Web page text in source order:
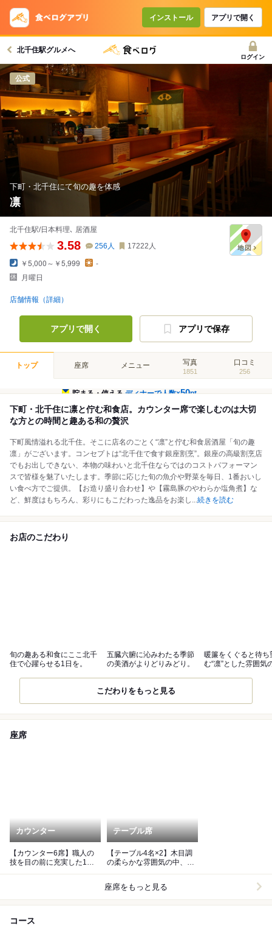
インストール アプリで開く
北千住駅グルメへ
ログイン
公式
下町・北千住にて旬の趣を体感
凛
北千住駅/日本料理､ 居酒屋
3.58 256 人 17222 人
￥5,000～￥5,999
-
月曜日
店舗情報（詳細）
アプリで開く アプリで保存
トップ 座席 メニュー 写真
1851
口コミ
256
貯まる・使えるディナーで人数×50pt
下町・北千住に凛と佇む和食店。カウンター席で楽しむのは大切
な方との時間と趣ある和の贅沢
下町風情溢れる北千住。そこに店名のごとく“凛”と佇む和食居酒屋「旬の趣
凛」がございます。コンセプトは“北千住で食す銀座割烹”。銀座の高級割烹店
でもお出しできない、本物の味わいと北千住ならではのコストパフォーマン
スで皆様を魅了いたします。季節に応じた旬の魚介や野菜を毎日、1番おいし
い食べ方でご提供。【お造り盛り合わせ】や【霧島豚のやわらか塩角煮】な
ど、鮮度はもちろん、彩りにもこだわった逸品をお楽し ...続きを読む
お店のこだわり
旬の趣ある和食にここ北千
住で心躍らせる1日を。
五臓六腑に沁みわたる季節
の美酒がよりどりみどり。
暖簾をくぐると待ち
む“凛”とした雰囲気
こだわりをもっと見る
座席
カウンター
【カウンター6席】職人の
技を目の前に充実した1日
テーブル席
【テーブル4名×2】木目調
の柔らかな雰囲気の中、楽
座席をもっと見る
コース